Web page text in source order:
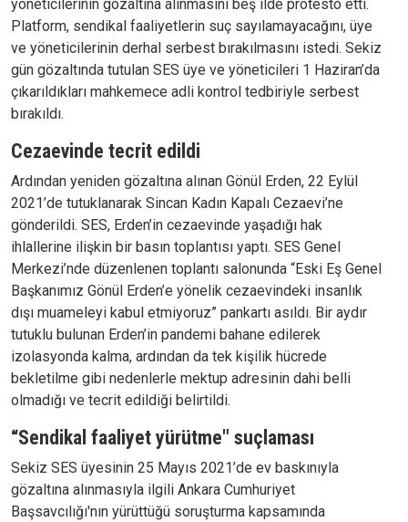
yöneticilerinin gözaltına alınmasını beş ilde protesto etti.
Platform, sendikal faaliyetlerin suç sayılamayacağını, üye
ve yöneticilerinin derhal serbest bırakılmasını istedi. Sekiz
gün gözaltında tutulan SES üye ve yöneticileri 1 Haziran’da
çıkarıldıkları mahkemece adli kontrol tedbiriyle serbest
bırakıldı.
Cezaevinde tecrit edildi
Ardından yeniden gözaltına alınan Gönül Erden, 22 Eylül
2021’de tutuklanarak Sincan Kadın Kapalı Cezaevi’ne
gönderildi. SES, Erden’in cezaevinde yaşadığı hak
ihlallerine ilişkin bir basın toplantısı yaptı. SES Genel
Merkezi’nde düzenlenen toplantı salonunda “Eski Eş Genel
Başkanımız Gönül Erden’e yönelik cezaevindeki insanlık
dışı muameleyi kabul etmiyoruz” pankartı asıldı. Bir aydır
tutuklu bulunan Erden’in pandemi bahane edilerek
izolasyonda kalma, ardından da tek kişilik hücrede
bekletilme gibi nedenlerle mektup adresinin dahi belli
olmadığı ve tecrit edildiği belirtildi.
“Sendikal faaliyet yürütme" suçlaması
Sekiz SES üyesinin 25 Mayıs 2021’de ev baskınıyla
gözaltına alınmasıyla ilgili Ankara Cumhuriyet
Başsavcılığı'nın yürüttüğü soruşturma kapsamında